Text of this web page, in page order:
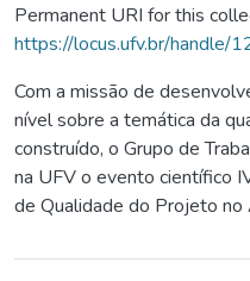
Permanent URI for this
https://locus.ufv.br/
Com a missão de
nível sobre a temática da
construído, o Grupo de
na UFV o evento científico
de Qualidade do Projeto no